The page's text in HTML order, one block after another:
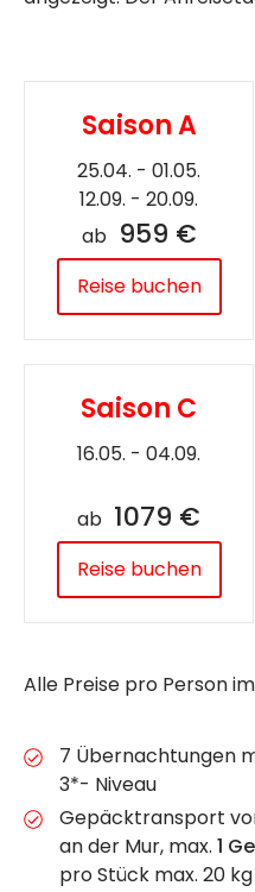
Saison A
25.04. - 01.05.
12.09. - 20.09.
ab 959 €
Reise buchen
Saison C
16.05. - 04.09.
ab 1079 €
Reise buchen
Alle Preise pro Person
7 Übernachtungen
3*- Niveau
Gepäcktransport
an der Mur, max. 1
pro Stück max. 20 kg